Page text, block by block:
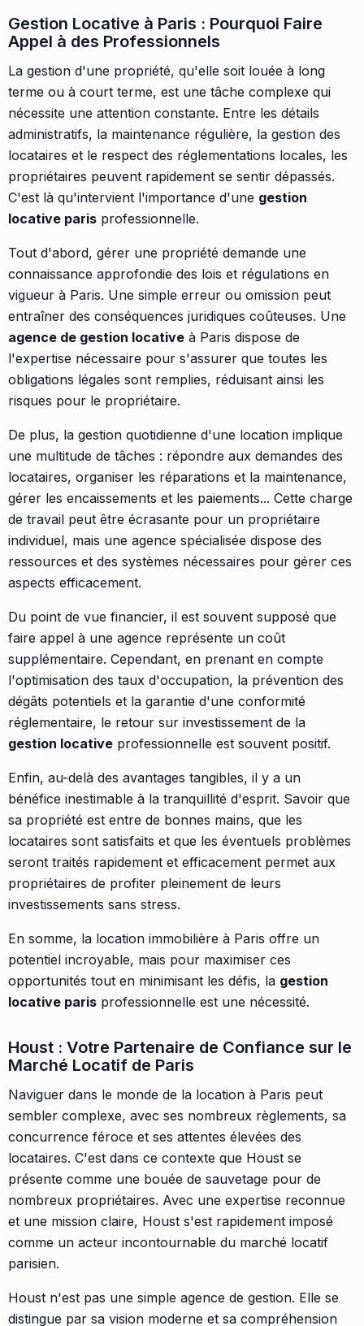
Gestion Locative à Paris : Pourquoi Faire
Appel à des Professionnels
La gestion d'une propriété, qu'elle soit louée à long
terme ou à court terme, est une tâche complexe qui
nécessite une attention constante. Entre les détails
administratifs, la maintenance régulière, la gestion des
locataires et le respect des réglementations locales, les
propriétaires peuvent rapidement se sentir dépassés.
C'est là qu'intervient l'importance d'une gestion
locative paris professionnelle.
Tout d'abord, gérer une propriété demande une
connaissance approfondie des lois et régulations en
vigueur à Paris. Une simple erreur ou omission peut
entraîner des conséquences juridiques coûteuses. Une
agence de gestion locative à Paris dispose de
l'expertise nécessaire pour s'assurer que toutes les
obligations légales sont remplies, réduisant ainsi les
risques pour le propriétaire.
De plus, la gestion quotidienne d'une location implique
une multitude de tâches : répondre aux demandes des
locataires, organiser les réparations et la maintenance,
gérer les encaissements et les paiements... Cette charge
de travail peut être écrasante pour un propriétaire
individuel, mais une agence spécialisée dispose des
ressources et des systèmes nécessaires pour gérer ces
aspects efficacement.
Du point de vue financier, il est souvent supposé que
faire appel à une agence représente un coût
supplémentaire. Cependant, en prenant en compte
l'optimisation des taux d'occupation, la prévention des
dégâts potentiels et la garantie d'une conformité
réglementaire, le retour sur investissement de la
gestion locative professionnelle est souvent positif.
Enfin, au-delà des avantages tangibles, il y a un
bénéfice inestimable à la tranquillité d'esprit. Savoir que
sa propriété est entre de bonnes mains, que les
locataires sont satisfaits et que les éventuels problèmes
seront traités rapidement et efficacement permet aux
propriétaires de profiter pleinement de leurs
investissements sans stress.
En somme, la location immobilière à Paris offre un
potentiel incroyable, mais pour maximiser ces
opportunités tout en minimisant les défis, la gestion
locative paris professionnelle est une nécessité.
Houst : Votre Partenaire de Confiance sur le
Marché Locatif de Paris
Naviguer dans le monde de la location à Paris peut
sembler complexe, avec ses nombreux règlements, sa
concurrence féroce et ses attentes élevées des
locataires. C'est dans ce contexte que Houst se
présente comme une bouée de sauvetage pour de
nombreux propriétaires. Avec une expertise reconnue
et une mission claire, Houst s'est rapidement imposé
comme un acteur incontournable du marché locatif
parisien.
Houst n'est pas une simple agence de gestion. Elle se
distingue par sa vision moderne et sa compréhension